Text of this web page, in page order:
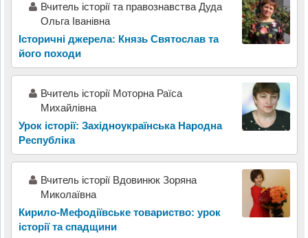
Вчитель історії та правознавства Дуда
Ольга Іванівна
Історичні джерела: Князь Святослав та
його походи
Вчитель історії Моторна Раїса
Михайлівна
Урок історії: Західноукраїнська Народна
Республіка
Вчитель історії Вдовинюк Зоряна
Миколаївна
Кирило-Мефодіївське товариство: урок
історії та спадщини